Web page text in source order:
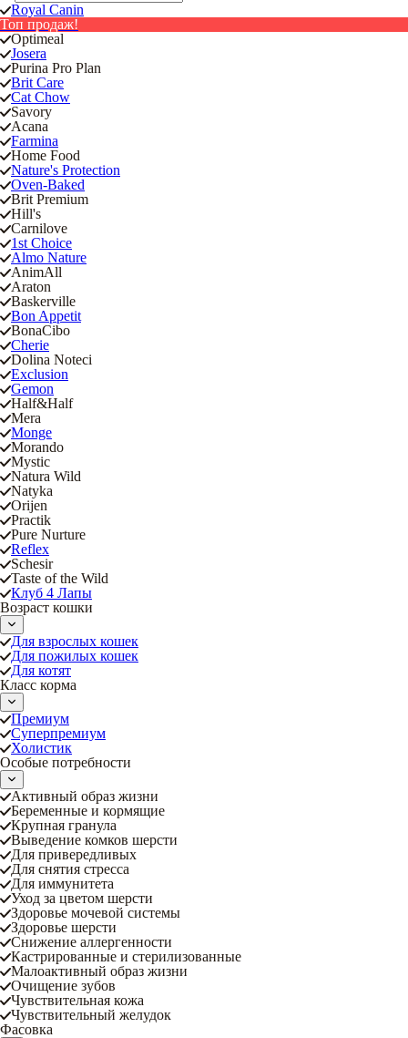
Royal Canin
Топ продаж!
Optimeal
Josera
Purina Pro Plan
Brit Care
Cat Chow
Savory
Acana
Farmina
Home Food
Nature's Protection
Oven-Baked
Brit Premium
Hill's
Carnilove
1st Choice
Almo Nature
AnimAll
Araton
Baskerville
Bon Appetit
BonaCibo
Cherie
Dolina Noteci
Exclusion
Gemon
Half&Half
Mera
Monge
Morando
Mystic
Natura Wild
Natyka
Orijen
Practik
Pure Nurture
Reflex
Schesir
Taste of the Wild
Клуб 4 Лапы
Возраст кошки
Для взрослых кошек
Для пожилых кошек
Для котят
Класс корма
Премиум
Суперпремиум
Холистик
Особые потребности
Активный образ жизни
Беременные и кормящие
Крупная гранула
Выведение комков шерсти
Для привередливых
Для снятия стресса
Для иммунитета
Уход за цветом шерсти
Здоровье мочевой системы
Здоровье шерсти
Снижение аллергенности
Кастрированные и стерилизованные
Малоактивный образ жизни
Очищение зубов
Чувствительная кожа
Чувствительный желудок
Фасовка